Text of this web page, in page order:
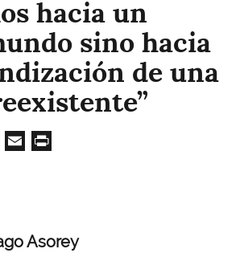
hacia un
sino hacia
de una
Asorey